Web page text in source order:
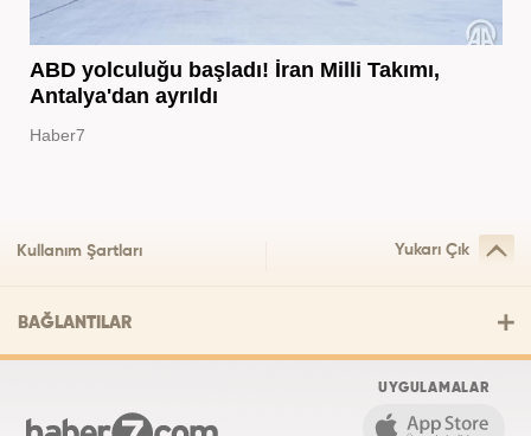
ABD yolculuğu başladı! İran Milli Takımı,
Antalya'dan ayrıldı
Haber7
Kullanım Şartları Yukarı Çık
BAĞLANTILAR
UYGULAMALAR